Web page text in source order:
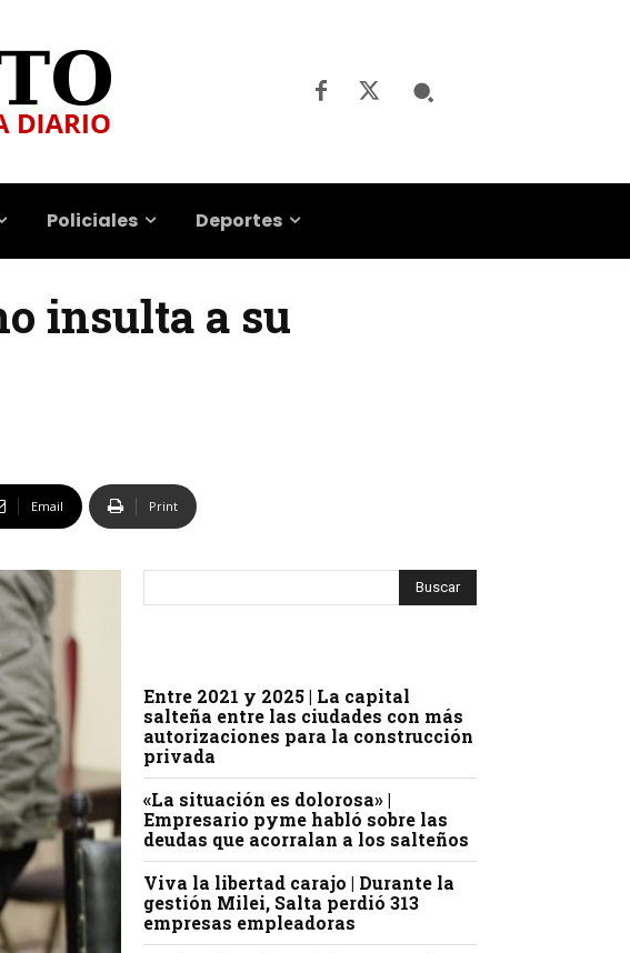
Policiales Deportes
insulta a su
Email Print
Entre 2021 y 2025 | La capital
salteña entre las ciudades con más
autorizaciones para la construcción
privada
«La situación es dolorosa» |
Empresario pyme habló sobre las
deudas que acorralan a los salteños
Viva la libertad carajo | Durante la
gestión Milei, Salta perdió 313
empresas empleadoras